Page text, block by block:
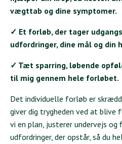
vægttab og dine symptomer.
✓ Et forløb, der tager
udfordringer, dine mål og din
✓ Tæt sparring, løbende
til mig gennem hele forløbet.
Det individuelle forløb er
giver dig trygheden ved at
vi en plan, justerer undervejs og
udfordringer, der opstår, så du